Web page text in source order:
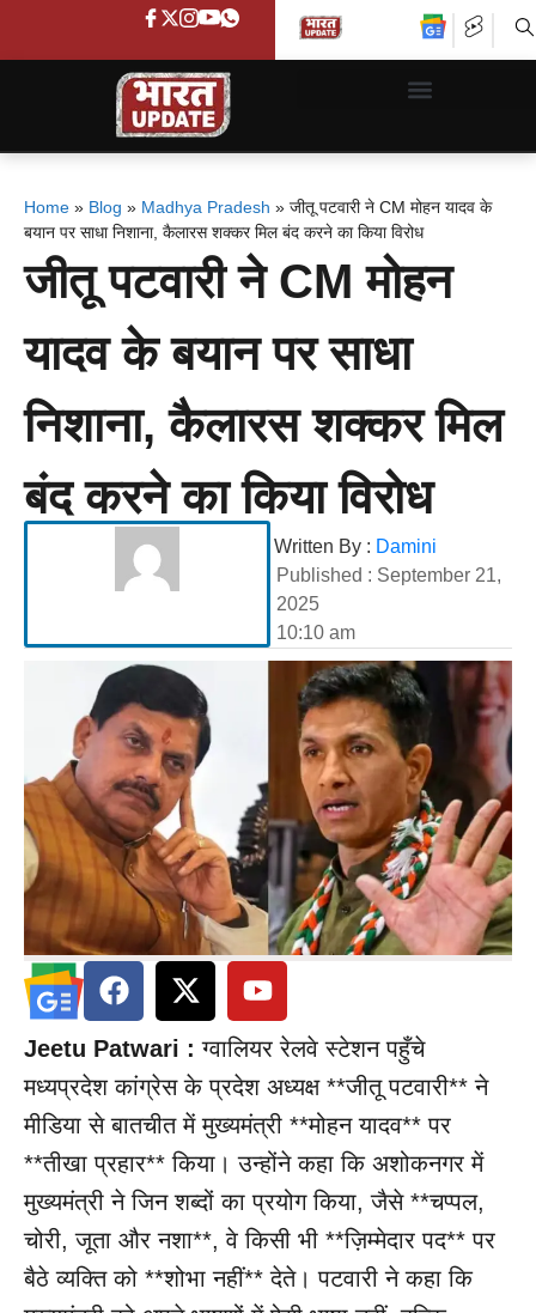
Home » Blog » Madhya Pradesh » जीतू पटवारी ने CM मोहन यादव के
बयान पर साधा निशाना, कैलारस शक्कर मिल बंद करने का किया विरोध
जीतू पटवारी ने CM मोहन
यादव के बयान पर साधा
निशाना, कैलारस शक्कर मिल
बंद करने का किया विरोध
Written By : Damini
Published : September 21,
2025
10:10 am
Jeetu Patwari : ग्वालियर रेलवे स्टेशन पहुँचे
मध्यप्रदेश कांग्रेस के प्रदेश अध्यक्ष **जीतू पटवारी** ने
मीडिया से बातचीत में मुख्यमंत्री **मोहन यादव** पर
**तीखा प्रहार** किया। उन्होंने कहा कि अशोकनगर में
मुख्यमंत्री ने जिन शब्दों का प्रयोग किया, जैसे **चप्पल,
चोरी, जूता और नशा**, वे किसी भी **ज़िम्मेदार पद** पर
बैठे व्यक्ति को **शोभा नहीं** देते। पटवारी ने कहा कि